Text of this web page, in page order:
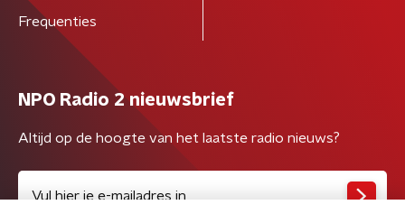
Frequenties
NPO Radio 2 nieuwsbrief
Altijd op de hoogte van het laatste radio nieuws?